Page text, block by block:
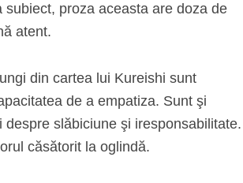
proza aceasta are doza de
atent.
din cartea lui Kureishi sunt
de a empatiza. Sunt şi
slăbiciune şi iresponsabilitate.
căsătorit la oglindă.